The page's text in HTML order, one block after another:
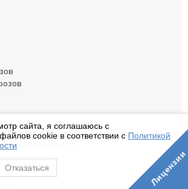
Лицензии
сайта, я соглашаюсь с
cookie в соответствии с Политикой
Отказаться